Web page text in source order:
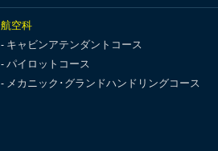
航空科
キャビンアテンダントコース
パイロットコース
メカニック･グランドハンドリングコース